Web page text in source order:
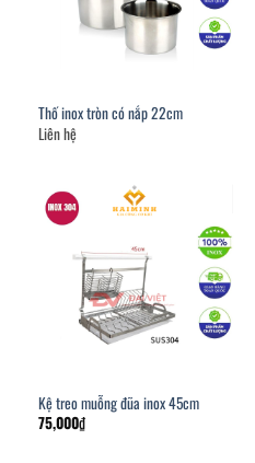
Thố inox tròn có nắp 22cm
Liên hệ
Kệ treo muỗng đũa inox 45cm
75,000₫